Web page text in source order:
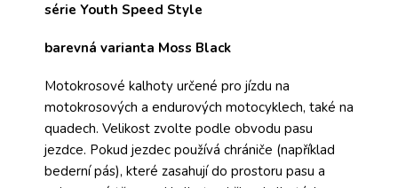
série Youth Speed Style
barevná varianta Moss Black
Motokrosové kalhoty určené pro jízdu na
motokrosových a endurových motocyklech, také na
quadech. Velikost zvolte podle obvodu pasu
jezdce. Pokud jezdec používá chrániče (například
bederní pás), které zasahují do prostoru pasu a